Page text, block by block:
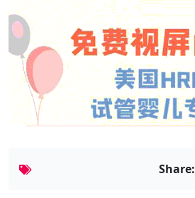
Share: